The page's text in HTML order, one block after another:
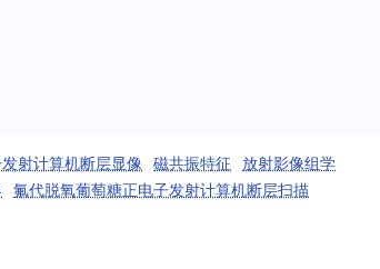
射计算机断层显像 磁共振特征 放射影像组学
氟代脱氧葡萄糖正电子发射计算机断层扫描